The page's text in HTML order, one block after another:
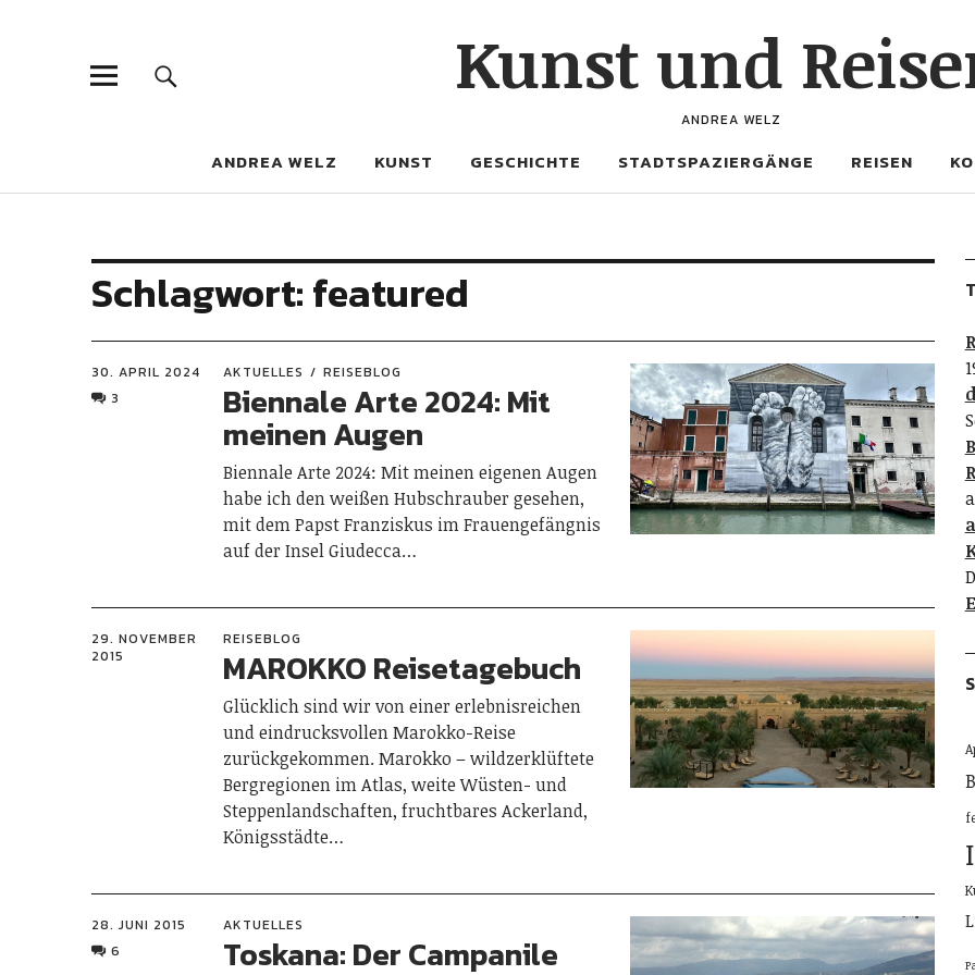
Kunst und
ANDREA WELZ
ANDREA WELZ KUNST GESCHICHTE STADTSPAZIERGÄNGE REISEN
Schlagwort:featured
30. APRIL 2024
3
AKTUELLES REISEBLOG
Biennale Arte 2024: Mit
meinen Augen
Biennale Arte 2024: Mit meinen eigenen Augen
habe ich den weißen Hubschrauber gesehen,
mit dem Papst Franziskus im Frauengefängnis
auf der Insel Giudecca…
29. NOVEMBER
2015
REISEBLOG
MAROKKO Reisetagebuch
Glücklich sind wir von einer erlebnisreichen
und eindrucksvollen Marokko-Reise
zurückgekommen. Marokko – wildzerklüftete
Bergregionen im Atlas, weite Wüsten- und
Steppenlandschaften, fruchtbares Ackerland,
Königsstädte…
28. JUNI 2015
6
AKTUELLES
Toskana: Der Campanile